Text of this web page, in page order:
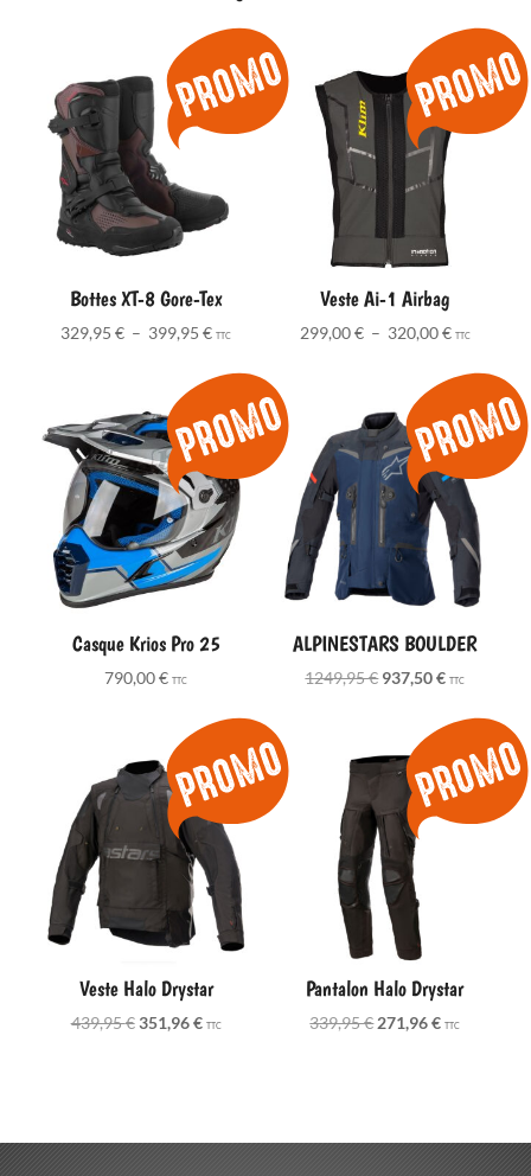
Bottes XT-8 Gore-Tex
329,95€ – 399,95€Plage
prix :
329,95 €
à
399,95 €
TTC
Veste Ai-1 Airbag
299,00€ – 320,00€Plage
prix :
299,00 €
à
320,00 €
TTC
Casque Krios Pro 25
790,00€ TTC
ALPINESTARS BOULDER
1249,95€ Le
était :
1249,95 €.
937,50€Le
actuel
est :
937,50 €.
TTC
Veste Halo Drystar
439,95€Le
351,96€Le
TTC
Pantalon Halo Drystar
339,95€ Le
271,96€Le
TTC